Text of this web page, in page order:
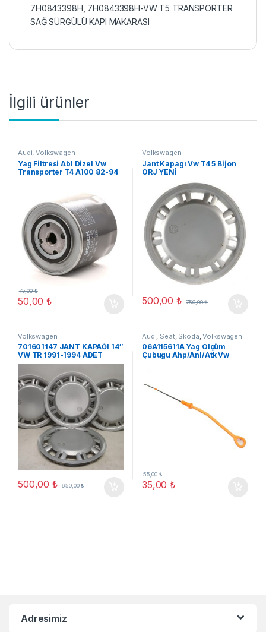
7H0843398H 7H0843398H-VW T5 TRANSPORTER
SAĞ SÜRGÜLÜ KAPI MAKARASI
İlgili ürünler
Audi ,Volkswagen
Yag Filtresi Abl Dizel Vw
Transporter T4 A100 82-94
50,00₺
75,00₺
Volkswagen
Jant Kapagı Vw T4 5 Bijon
ORJ YENİ
500,00₺ 750,00₺
Volkswagen
701601147 JANT KAPAĞI 14″
VW TR 1991-1994 ADET
FİYATI ORJ YENİ
500,00₺ 650,00₺
Audi Seat, Skoda ,Volkswagen
06A115611A Yag Ölçüm
Çubugu Ahp/Anl/Atk Vw
35,00₺
55,00₺
Adresimiz